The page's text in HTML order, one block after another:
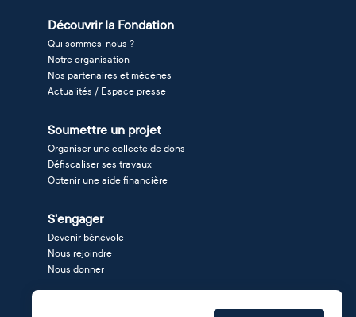
Découvrir la Fondation
Qui sommes-nous ?
Notre organisation
Nos partenaires et mécènes
Actualités / Espace presse
Soumettre un projet
Organiser une collecte de dons
Défiscaliser ses travaux
Obtenir une aide financière
S'engager
Devenir bénévole
Nous rejoindre
Nous donner